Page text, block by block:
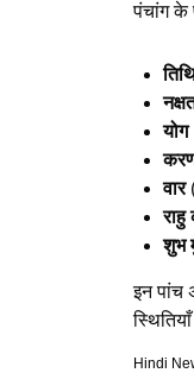
पंचांग के
योग
वार
शुभ
इन पांच
Hindi